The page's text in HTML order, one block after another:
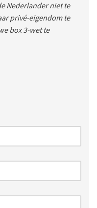
Nederlander niet te
privé-eigendom te
box 3-wet te